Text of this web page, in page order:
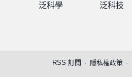
泛科學 泛科技
RSS 訂閱 隱私權政策